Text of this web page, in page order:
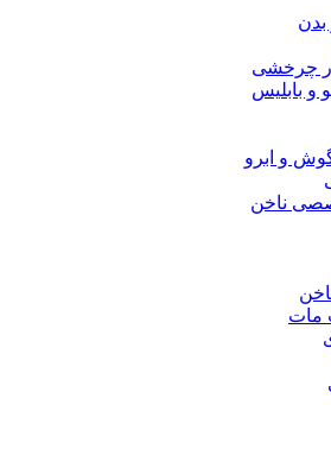
بدن
چرخشی
و بابلیس
و ابرو
ناخن
مات